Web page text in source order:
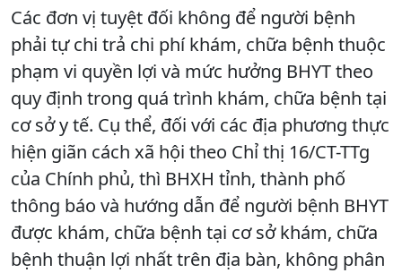
Các đơn vị tuyệt đối không để người bệnh
phải tự chi trả chi phí khám, chữa bệnh thuộc
phạm vi quyền lợi và mức hưởng BHYT theo
quy định trong quá trình khám, chữa bệnh tại
cơ sở y tế. Cụ thể, đối với các địa phương thực
hiện giãn cách xã hội theo Chỉ thị 16/CT-TTg
của Chính phủ, thì BHXH tỉnh, thành phố
thông báo và hướng dẫn để người bệnh BHYT
được khám, chữa bệnh tại cơ sở khám, chữa
bệnh thuận lợi nhất trên địa bàn, không phân